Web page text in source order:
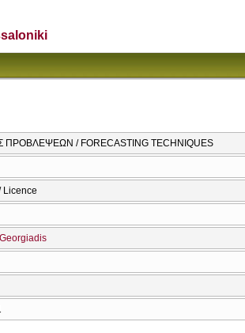
ΠΡΟΒΛΕΨΕΩΝ / FORECASTING TECHNIQUES
Licence